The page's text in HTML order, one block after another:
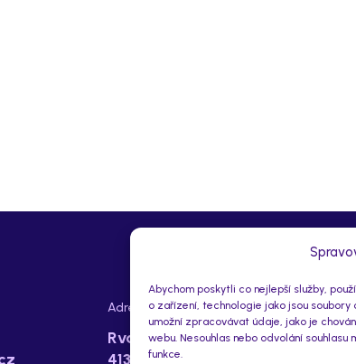
Abychom poskytli co nejlepší služby,
o zařízení, technologie jako jsou
umožní zpracovávat údaje, jako je
webu. Nesouhlas nebo odvolání
funkce.
Adresa
Rvačov 112,
413 01 Roudnice nad Labem